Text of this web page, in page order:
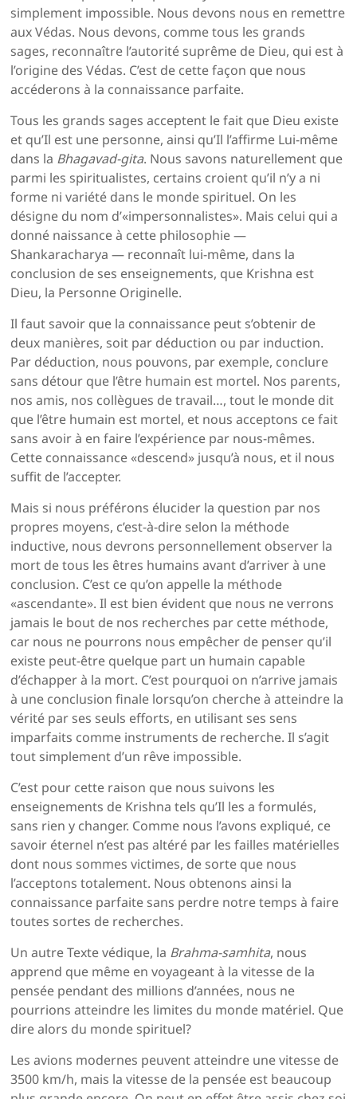
simplement impossible. Nous devons nous en remettre
aux Védas. Nous devons, comme tous les grands
sages, reconnaître l’autorité suprême de Dieu, qui est à
l’origine des Védas. C’est de cette façon que nous
accéderons à la connais­sance parfaite.
Tous les grands sages acceptent le fait que Dieu existe
et qu’Il est une personne, ainsi qu’Il l’affirme Lui-même
dans la Bhagavad-gita. Nous savons naturellement que
parmi les spiritualistes, certains croient qu’il n’y a ni
forme ni variété dans le monde spirituel. On les
désigne du nom d’«impersonnalistes». Mais celui qui a
donné naissance à cette philosophie —
Shankaracharya — reconnaît lui-même, dans la
conclusion de ses enseignements, que Krishna est
Dieu, la Personne Originelle.
Il faut savoir que la connaissance peut s’obtenir de
deux manières, soit par déduction ou par induction.
Par déduc­tion, nous pouvons, par exemple, conclure
sans détour que l’être humain est mortel. Nos parents,
nos amis, nos collègues de travail…, tout le monde dit
que l’être humain est mortel, et nous acceptons ce fait
sans avoir à en faire l’expérience par nous-mêmes.
Cette connaissance «descend» jusqu’à nous, et il nous
suffit de l’accepter.
Mais si nous préférons élucider la question par nos
propres moyens, c’est-à-dire selon la méthode
inductive, nous devrons personnellement observer la
mort de tous les êtres humains avant d’arriver à une
conclusion. C’est ce qu’on appelle la méthode
«ascendante». Il est bien évident que nous ne verrons
jamais le bout de nos recherches par cette méthode,
car nous ne pourrons nous empêcher de pen­ser qu’il
existe peut-être quelque part un humain capable
d’échapper à la mort. C’est pourquoi on n’arrive jamais
à une conclusion finale lorsqu’on cherche à atteindre la
vérité par ses seuls efforts, en utilisant ses sens
imparfaits comme instruments de recherche. Il s’agit
tout simplement d’un rêve impossible.
C’est pour cette raison que nous suivons les
enseignements de Krishna tels qu’Il les a formulés,
sans rien y changer. Comme nous l’avons expliqué, ce
savoir éternel n’est pas altéré par les failles matérielles
dont nous sommes victimes, de sorte que nous
l’acceptons totalement. Nous obtenons ainsi la
connaissance parfaite sans perdre notre temps à faire
toutes sortes de recherches.
Un autre Texte védique, la Brahma-samhita, nous
apprend que même en voyageant à la vitesse de la
pensée pendant des millions d’années, nous ne
pourrions atteindre les limites du monde matériel. Que
dire alors du monde spirituel?
Les avions modernes peuvent atteindre une vitesse de
3500 km/h, mais la vitesse de la pensée est beaucoup